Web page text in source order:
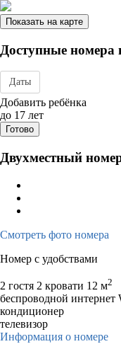
Показать на карте
Доступные
Даты
Дата заезда - отъезда
Добавить ребёнка
до 17 лет
Готово
Двухместный
Смотреть фото номера
Номер с удобствами
2 гостя 2 кровати 12 м2
беспроводной интернет
кондиционер
телевизор
Информация о номере